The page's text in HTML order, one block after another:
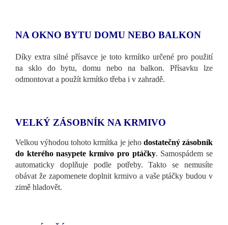
NA OKNO BYTU DOMU NEBO BALKON
Díky extra silné přísavce je toto krmítko určené pro použití
na sklo do bytu, domu nebo na balkon. Přísavku lze
odmontovat a použít krmítko třeba i v zahradě.
VELKÝ ZÁSOBNÍK NA KRMIVO
Velkou výhodou tohoto krmítka je jeho dostatečný zásobník
do kterého nasypete krmivo pro ptáčky. Samospádem se
automaticky doplňuje podle potřeby. Takto se nemusíte
obávat že zapomenete doplnit krmivo a vaše ptáčky budou v
zimě hladovět.